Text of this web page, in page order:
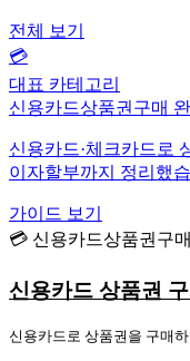
전체 보기
💳
대표 카테고리
신용카드상품권구매
신용카드·체크카드로
이자할부까지 정리했
가이드 보기
💳 신용카드상품권구매
신용카드 상품권
신용카드로 상품권을 구매